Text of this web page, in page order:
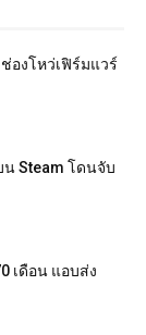
องโหว่เฟิร์มแวร์
Steam โดนจับ
เดือน แอบส่ง